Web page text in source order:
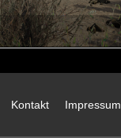
Kontakt Impressum